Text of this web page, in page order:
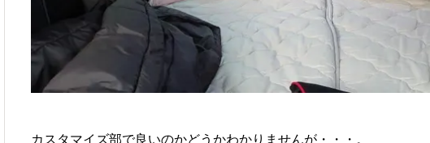
カスタマイズ部で良いのかどうかわかりませんが・・・。